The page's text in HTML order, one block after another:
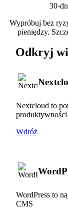
30-
Wypróbuj bez
pieniędzy.
Odkryj
Nextcloud to
produktywności
Wdróż
WordPress to
CMS